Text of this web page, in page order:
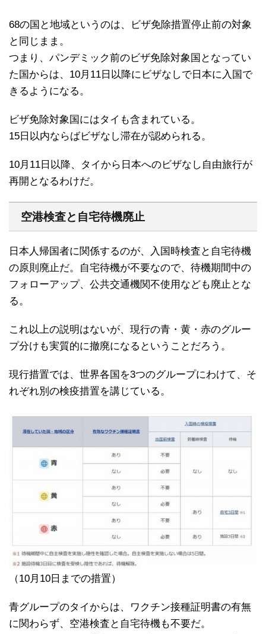
68の国と地域というのは、ビザ免除措置停止前の対象
と同じまま。
つまり、パンデミック前のビザ免除対象国となってい
た国からは、10月11日以降にビザなしで日本に入国で
きるようになる。
ビザ免除対象国にはタイも含まれている。
15日以内ならばビザなし滞在が認められる。
10月11日以降、タイから日本へのビザなし自由旅行が
再開となるわけだ。
空港検査と自宅待機廃止
日本人帰国者に関係するのが、入国時検査と自宅待機
の原則廃止だ。自宅待機が不要なので、待機期間中の
フォローアップ、公共交通機関不使用なども廃止とな
る。
これ以上の説明はないが、現行の青・黄・赤のグルー
プ分けも実質的に撤廃になるということだろう。
現行措置では、世界各国を3つのグループにわけて、そ
れぞれ別の検疫措置を講じている。
（10月10日までの措置）
青グループのタイからは、ワクチン接種証明書の有無
に関わらず、空港検査と自宅待機も不要だ。